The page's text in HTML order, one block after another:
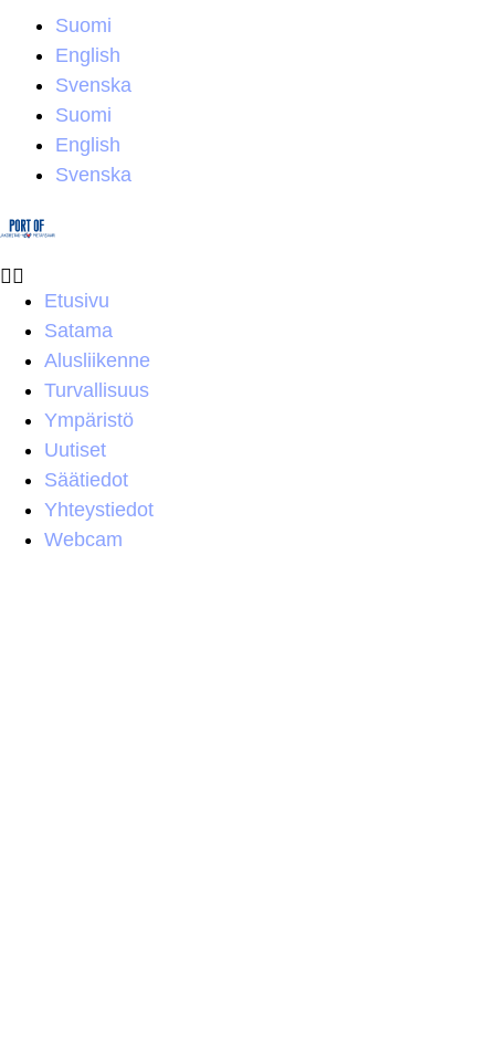
Suomi
English
Svenska
Suomi
English
Svenska
Etusivu
Satama
Alusliikenne
Turvallisuus
Ympäristö
Uutiset
Säätiedot
Yhteystiedot
Webcam